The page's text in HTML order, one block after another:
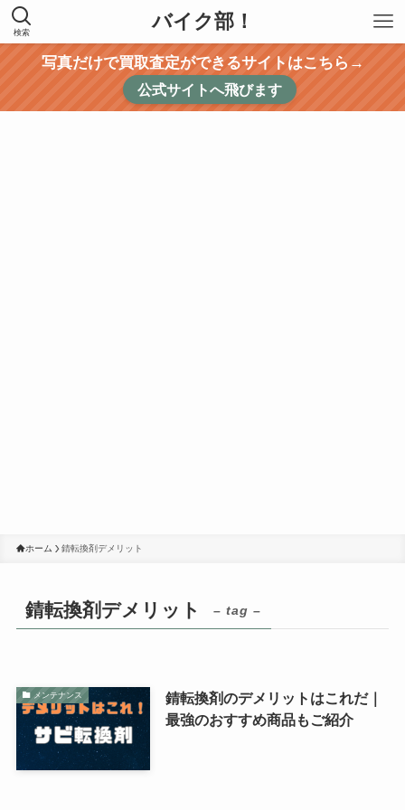
バイク部！
検索
写真だけで買取査定ができるサイトはこちら→
公式サイトへ飛びます
ホーム 錆転換剤デメリット
錆転換剤デメリット – tag –
メンテナンス
錆転換剤のデメリットはこれだ｜
最強のおすすめ商品もご紹介